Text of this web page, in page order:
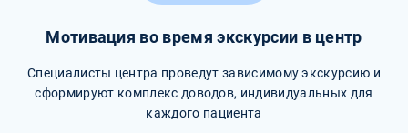
Мотивация во время экскурсии в центр
Специалисты центра проведут зависимому экскурсию и
сформируют комплекс доводов, индивидуальных для
каждого пациента